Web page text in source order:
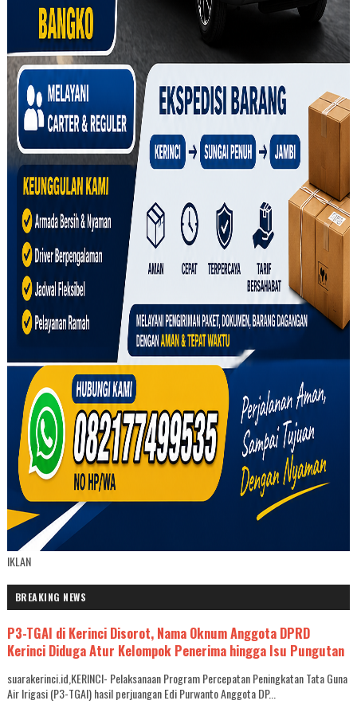
IKLAN
BREAKING NEWS
P3-TGAI di Kerinci Disorot, Nama Oknum Anggota DPRD
Kerinci Diduga Atur Kelompok Penerima hingga Isu Pungutan
suarakerinci.id,KERINCI- Pelaksanaan Program Percepatan Peningkatan Tata Guna
Air Irigasi (P3-TGAI) hasil perjuangan Edi Purwanto Anggota DP...